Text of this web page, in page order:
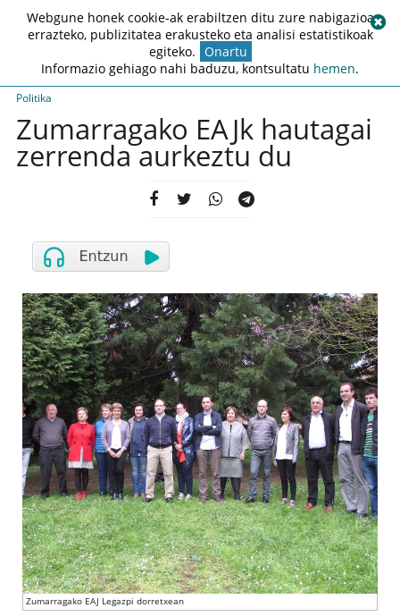
Politika
Zumarragako EAJk hautagai
zerrenda aurkeztu du
Zumarragako EAJ Legazpi dorretxean
Webgune honek cookie-ak erabiltzen ditu zure nabigazioa
errazteko, publizitatea erakusteko eta analisi estatistikoak
egiteko. Onartu
Informazio gehiago nahi baduzu, kontsultatu hemen.